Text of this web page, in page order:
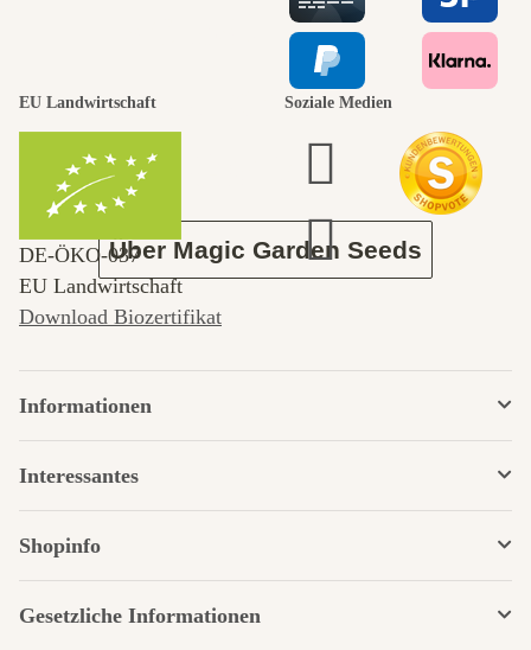
selbst führt
durch den
Garten
Über Magic Garden Seeds
EU Landwirtschaft
DE‑ÖKO‑037
EU Landwirtschaft
Download Biozertifikat
Soziale Medien
Informationen
Interessantes
Shopinfo
Gesetzliche Informationen